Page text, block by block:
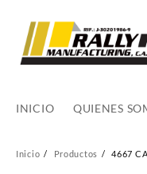
contenido
INICIO QUIENES
Inicio Productos 4667